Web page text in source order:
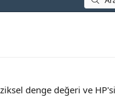
denge değeri ve